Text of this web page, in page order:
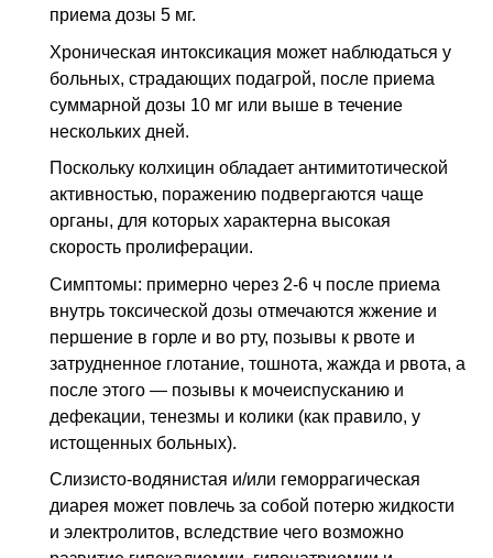
приема дозы 5 мг.
Хроническая интоксикация может наблюдаться у
больных, страдающих подагрой, после приема
суммарной дозы 10 мг или выше в течение
нескольких дней.
Поскольку колхицин обладает антимитотической
активностью, поражению подвергаются чаще
органы, для которых характерна высокая
скорость пролиферации.
Симптомы: примерно через 2-6 ч после приема
внутрь токсической дозы отмечаются жжение и
першение в горле и во рту, позывы к рвоте и
затрудненное глотание, тошнота, жажда и рвота, а
после этого — позывы к мочеиспусканию и
дефекации, тенезмы и колики (как правило, у
истощенных больных).
Слизисто-водянистая и/или геморрагическая
диарея может повлечь за собой потерю жидкости
и электролитов, вследствие чего возможно